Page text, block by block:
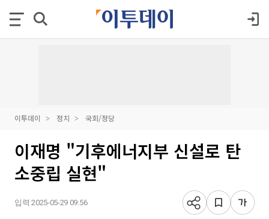
이투데이 정치 국회/정당
이재명 "기후에너지부 신설로 탄
소중립 실현"
입력 2025-05-29 09:56